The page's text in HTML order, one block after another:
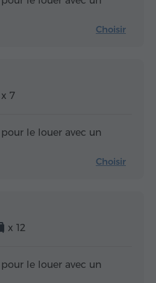
Choisir
x 7
le louer avec un
Choisir
x 12
le louer avec un